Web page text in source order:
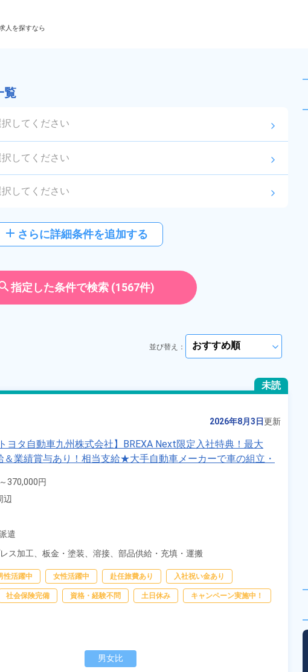
人を探すなら
覧
択してください arrow_forward_ios
択してください arrow_forward_ios
択してください arrow_forward_ios
:1,000円以上
アルバイト・パート 正社員 ※無期雇用派遣
arrow_forward_ios
してください arrow_forward_ios
add さらに詳細条件を追加する
指定した条件で検索 (1567件)
並び替え： arrow_forward_ios
未読
2026年8月3日更新
ヨタ自動車九州株式会社】BREXA Next限定入社特典！最大
業績賞与あり！相当支給★大手自動車メーカーで車の組立・
給＆業績賞与など各種手当も充実！備品付き1R寮完備♪カバ
男女活躍中！格安食堂あり♪生活支援物資事前対応可◎《福岡
370,000円
円
辺
遣
ス加工、 板金・塗装、 溶接、 部品供給・充填・運搬
性活躍中 女性活躍中 赴任旅費あり 入社祝い金あり
社会保険完備 資格・経験不問 土日休み キャンペーン実施中！
男女比
未読
01
新
製造工程におけるマシンオペレー
やすい環境！ワンルーム寮完備！
寮から無料送迎あり！未経験でも
《秋田県由利本荘市》
給与
勤務時間
[1] 07:45～19:55
[2] 19:45～07:55
雇用形態
派遣社員
査,ピッキング,梱包
経験者優遇
男性活躍中 女性活躍中
寮完備 年間休日120日以上
キープする 詳細をみる